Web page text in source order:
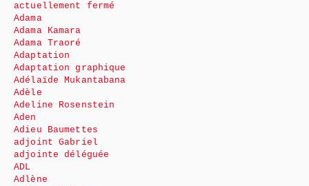
actuellement fermé
Adama
Adama Kamara
Adama Traoré
Adaptation
Adaptation graphique
Adélaïde Mukantabana
Adèle
Adeline Rosenstein
Aden
Adieu Baumettes
adjoint Gabriel
adjointe déléguée
ADL
Adlène